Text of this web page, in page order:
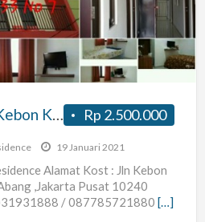
Rp 2.500.000
I Residence Kost Kebon Kacang 33 No7 dekat Thamrin, Sarinah, Plaza OUB, Tanah Abang Jakarta
19 Januari 2021
Alamat Kost : Jln Kebon
,Jakarta Pusat 10240
/ 087785721880 […]